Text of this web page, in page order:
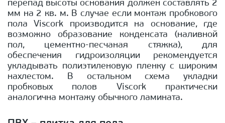
перепад высоты основания должен составлять 2
мм на 2 кв. м. В случае если монтаж пробкового
пола Viscork производится на основание, где
возможно образование конденсата (наливной
пол, цементно-песчаная стяжка), для
обеспечения гидроизоляции рекомендуется
укладывать полиэтиленовую пленку с широким
нахлестом. В остальном схема укладки
пробковых полов Viscork практически
аналогична монтажу обычного ламината.